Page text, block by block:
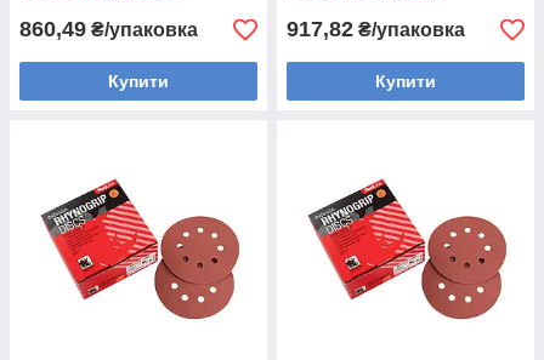
860,49 ₴/упаковка
Купити
917,82 ₴/упаковка
Купити